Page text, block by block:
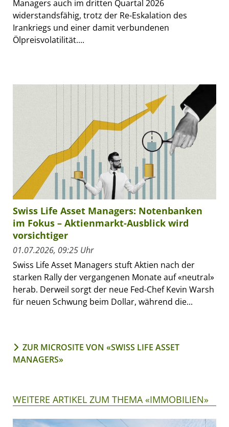
Managers auch im dritten Quartal 2026
widerstandsfähig, trotz der Re-Eskalation des
Irankriegs und einer damit verbundenen
Ölpreisvolatilität....
Swiss Life Asset Managers: Notenbanken
im Fokus – Aktienmarkt-Ausblick wird
vorsichtiger
01.07.2026, 09:25 Uhr
Swiss Life Asset Managers stuft Aktien nach der
starken Rally der vergangenen Monate auf «neutral»
herab. Derweil sorgt der neue Fed-Chef Kevin Warsh
für neuen Schwung beim Dollar, während die...
ZUR MICROSITE VON «SWISS LIFE ASSET
MANAGERS»
WEITERE ARTIKEL ZUM THEMA «IMMOBILIEN»